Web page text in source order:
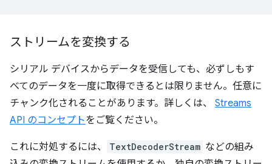
ストリームを変換する
シリアル デバイスからデータを受信しても、必ずしもす
べてのデータを一度に取得できるとは限りません。任意に
チャンク化されることがあります。詳しくは、 Streams
API のコンセプトをご覧ください。
これに対処するには、 TextDecoderStream などの組み